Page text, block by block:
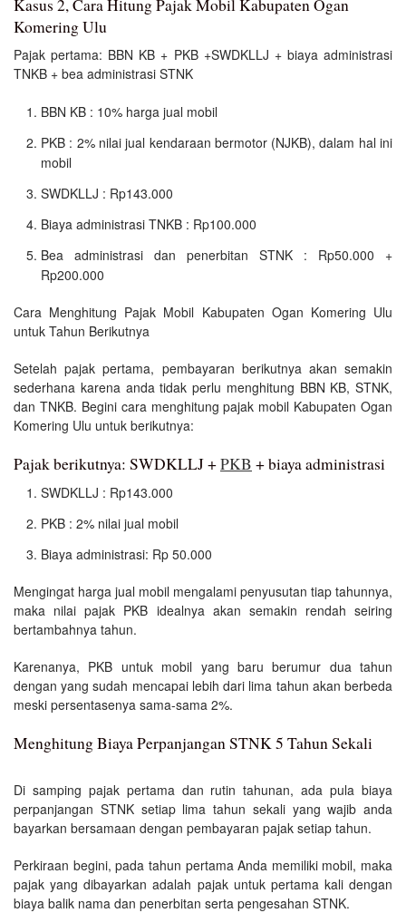
Kasus 2, Cara Hitung Pajak Mobil Kabupaten Ogan
Komering Ulu
Pajak pertama: BBN KB + PKB +SWDKLLJ + biaya administrasi
TNKB + bea administrasi STNK
BBN KB : 10% harga jual mobil
PKB : 2% nilai jual kendaraan bermotor (NJKB), dalam hal ini
mobil
SWDKLLJ : Rp143.000
Biaya administrasi TNKB : Rp100.000
Bea administrasi dan penerbitan STNK : Rp50.000 +
Rp200.000
Cara Menghitung Pajak Mobil Kabupaten Ogan Komering Ulu
untuk Tahun Berikutnya
Setelah pajak pertama, pembayaran berikutnya akan semakin
sederhana karena anda tidak perlu menghitung BBN KB, STNK,
dan TNKB. Begini cara menghitung pajak mobil Kabupaten Ogan
Komering Ulu untuk berikutnya:
Pajak berikutnya: SWDKLLJ +PKB + biaya administrasi
SWDKLLJ : Rp143.000
PKB : 2% nilai jual mobil
Biaya administrasi: Rp 50.000
Mengingat harga jual mobil mengalami penyusutan tiap tahunnya,
maka nilai pajak PKB idealnya akan semakin rendah seiring
bertambahnya tahun.
Karenanya, PKB untuk mobil yang baru berumur dua tahun
dengan yang sudah mencapai lebih dari lima tahun akan berbeda
meski persentasenya sama-sama 2%.
Menghitung Biaya Perpanjangan STNK 5 Tahun Sekali
Di samping pajak pertama dan rutin tahunan, ada pula biaya
perpanjangan STNK setiap lima tahun sekali yang wajib anda
bayarkan bersamaan dengan pembayaran pajak setiap tahun.
Perkiraan begini, pada tahun pertama Anda memiliki mobil, maka
pajak yang dibayarkan adalah pajak untuk pertama kali dengan
biaya balik nama dan penerbitan serta pengesahan STNK.